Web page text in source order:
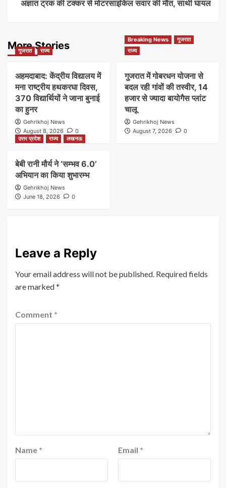
अज्ञात ट्रक की टक्कर से मोटरसाइकिल सवार की मौत, साथी घायल
More Stories
गुजरात राज्य
अहमदाबाद: केंद्रीय विद्यालय में
मना राष्ट्रीय हथकरघा दिवस,
370 विद्यार्थियों ने जाना बुनाई
का हुनर
Gehrikhoj News
August 8, 2026
0
Breaking News
गुजरात
राज्य
गुजरात में गोबरधन योजना से
बदल रही गांवों की तस्वीर, 14
हजार से ज्यादा बायोगैस प्लांट
चालू
Gehrikhoj News
August 7, 2026
0
उत्तर प्रदेश
राज्य लखनऊ
बेबी रानी मौर्य ने ‘सम्भव 6.0’
अभियान का किया शुभारम्भ
Gehrikhoj News
June 18, 2026
0
Leave a Reply
Your email address will not be published. Required fields
are marked*
Comment *
Name * Email *